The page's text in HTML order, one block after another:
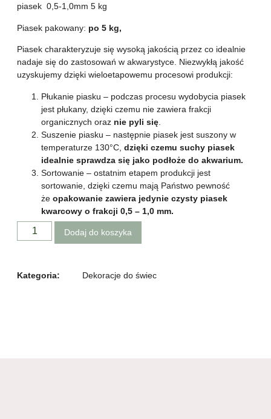
piasek 0,5-1,0mm 5 kg
Piasek pakowany: po 5 kg,
Piasek charakteryzuje się wysoką jakością przez co idealnie
nadaje się do zastosowań w akwarystyce. Niezwykłą jakość
uzyskujemy dzięki wieloetapowemu procesowi produkcji:
Płukanie piasku – podczas procesu wydobycia piasek
jest płukany, dzięki czemu nie zawiera frakcji
organicznych oraz nie pyli się
Suszenie piasku – następnie piasek jest suszony w
temperaturze 130°C, dzięki czemu suchy piasek
idealnie sprawdza się jako podłoże do akwarium.
Sortowanie – ostatnim etapem produkcji jest
sortowanie, dzięki czemu mają Państwo pewność
że opakowanie zawiera jedynie czysty piasek
kwarcowy o frakcji 0,5 – 1,0 mm.
Dodaj do koszyka
Kategoria: Dekoracje do świec